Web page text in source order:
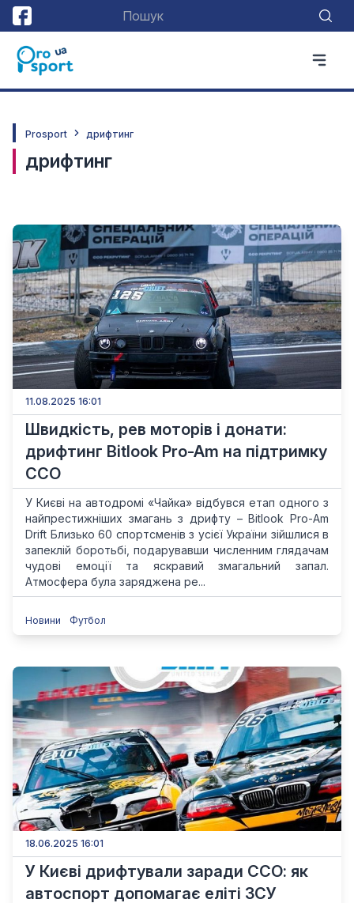
Prosport дрифтинг
дрифтинг
11.08.2025 16:01
Швидкість, рев моторів і донати:
дрифтинг Bitlook Pro-Am на підтримку
ССО
У Києві на автодромі «Чайка» відбувся етап одного з
найпрестижніших змагань з дрифту – Bitlook Pro-Am
Drift Близько 60 спортсменів з усієї України зійшлися в
запеклій боротьбі, подарувавши численним глядачам
чудові емоції та яскравий змагальний запал.
Атмосфера була заряджена ре...
Новини Футбол
18.06.2025 16:01
У Києві дрифтували заради ССО: як
автоспорт допомагає еліті ЗСУ